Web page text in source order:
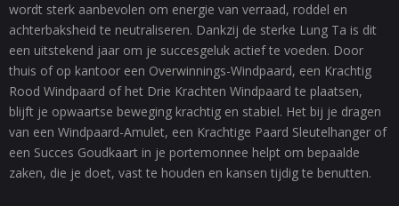
wordt sterk aanbevolen om energie van verraad, roddel en
achterbaksheid te neutraliseren. Dankzij de sterke Lung Ta is dit
een uitstekend jaar om je succesgeluk actief te voeden. Door
thuis of op kantoor een Overwinnings-Windpaard, een Krachtig
Rood Windpaard of het Drie Krachten Windpaard te plaatsen,
blijft je opwaartse beweging krachtig en stabiel. Het bij je dragen
van een Windpaard-Amulet, een Krachtige Paard Sleutelhanger of
een Succes Goudkaart in je portemonnee helpt om bepaalde
zaken, die je doet, vast te houden en kansen tijdig te benutten.